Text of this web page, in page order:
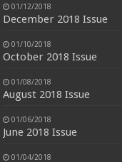
01/12/2018
December 2018 Issue
01/10/2018
October 2018 Issue
01/08/2018
August 2018 Issue
01/06/2018
June 2018 Issue
01/04/2018